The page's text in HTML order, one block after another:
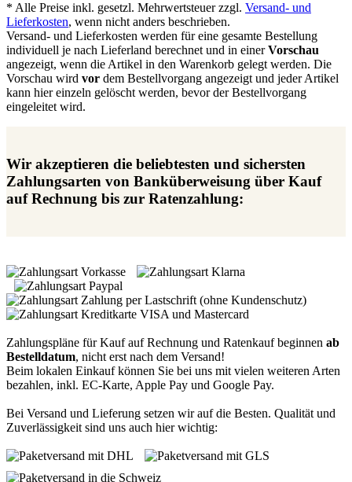
* Alle Preise inkl. gesetzl. Mehrwertsteuer zzgl. Versand- und
Lieferkosten, wenn nicht anders beschrieben.
Versand- und Lieferkosten werden für eine gesamte Bestellung
individuell je nach Lieferland berechnet und in einerVorschau
angezeigt, wenn die Artikel in den Warenkorb gelegt werden. Die
Vorschau wird vor dem Bestellvorgang angezeigt und jeder Artikel
kann hier einzeln gelöscht werden, bevor der Bestellvorgang
eingeleitet wird.
Wir akzeptieren die beliebtesten und sichersten
Zahlungsarten von Banküberweisung über Kauf
auf Rechnung bis zur Ratenzahlung:
Zahlungspläne für Kauf auf Rechnung und Ratenkauf beginnen ab
Bestelldatum, nicht erst nach dem Versand!
Beim lokalen Einkauf können Sie bei uns mit vielen weiteren Arten
bezahlen, inkl. EC-Karte, Apple Pay und Google Pay.
Bei Versand und Lieferung setzen wir auf die Besten. Qualität und
Zuverlässigkeit sind uns auch hier wichtig: